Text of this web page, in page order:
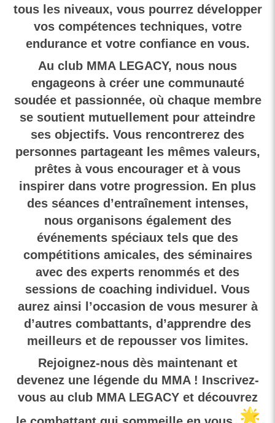
tous les niveaux, vous pourrez développer
vos compétences techniques, votre
endurance et votre confiance en vous.
Au club MMA LEGACY, nous nous
engageons à créer une communauté
soudée et passionnée, où chaque membre
se soutient mutuellement pour atteindre
ses objectifs. Vous rencontrerez des
personnes partageant les mêmes valeurs,
prêtes à vous encourager et à vous
inspirer dans votre progression. En plus
des séances d’entraînement intenses,
nous organisons également des
événements spéciaux tels que des
compétitions amicales, des séminaires
avec des experts renommés et des
sessions de coaching individuel. Vous
aurez ainsi l’occasion de vous mesurer à
d’autres combattants, d’apprendre des
meilleurs et de repousser vos limites.
Rejoignez-nous dès maintenant et
devenez une légende du MMA ! Inscrivez-
vous au club MMA LEGACY et découvrez